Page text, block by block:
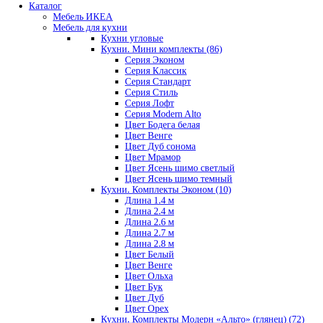
Каталог
Мебель ИКЕА
Мебель для кухни
Кухни угловые
Кухни. Мини комплекты (86)
Серия Эконом
Серия Классик
Серия Стандарт
Серия Стиль
Серия Лофт
Серия Modern Alto
Цвет Бодега белая
Цвет Венге
Цвет Дуб сонома
Цвет Мрамор
Цвет Ясень шимо светлый
Цвет Ясень шимо темный
Кухни. Комплекты Эконом (10)
Длина 1.4 м
Длина 2.4 м
Длина 2.6 м
Длина 2.7 м
Длина 2.8 м
Цвет Белый
Цвет Венге
Цвет Ольха
Цвет Бук
Цвет Дуб
Цвет Орех
Кухни. Комплекты Модерн «Альто» (глянец) (72)